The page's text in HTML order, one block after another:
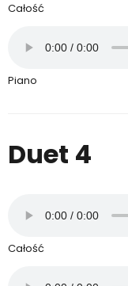
Całość
Piano
Duet 4
Całość